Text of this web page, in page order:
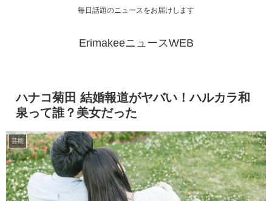
毎日話題のニュースをお届けします
ErimakeeニュースWEB
ハナコ菊田 結婚報道がヤバい！ハルカラ和
泉って誰？美女だった
芸能